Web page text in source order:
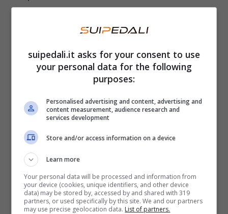
tempi morti della ricarica per le auto
la curva di ricarica di Emeya che,intorno al
20%, subisce un calo per poi tornare a piena
ai dati di P3 Groups, potrebbe dipendere
che ha portato il sistema di gestione ad
abbassare la potenza.
suipedali.it asks for your consent to use
your personal data for the following
purposes:
Personalised advertising and content, advertising and
content measurement, audience research and
services development
Store and/or access information on a device
Learn more
Your personal data will be processed and information from
your device (cookies, unique identifiers, and other device
data) may be stored by, accessed by and shared with 319
partners, or used specifically by this site. We and our partners
may use precise geolocation data. List of partners.